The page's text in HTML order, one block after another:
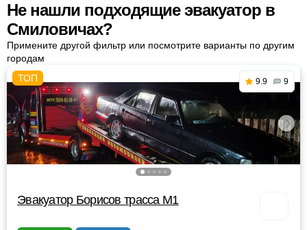
Не нашли подходящие эвакуатор в
Смиловичах?
Примените другой фильтр или посмотрите варианты по другим
городам
9.9 9
Эвакуатор Борисов трасса М1